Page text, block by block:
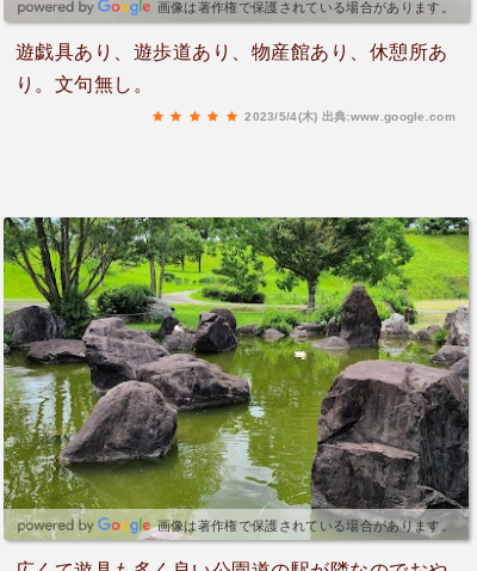
画像は著作権で保護されている場合があります。
遊戯具あり、遊歩道あり、物産館あり、休憩所あ
り。文句無し。
2023/5/4(木) 出典:www.google.com
画像は著作権で保護されている場合があります。